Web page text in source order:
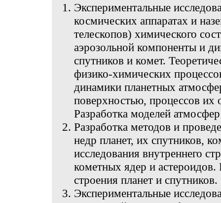
Экспериментальные
космических аппаратах и
телескопов) химического
аэрозольной компоненты и
спутников и комет.
физико-химических
динамики планетных
поверхностью, процессов их
Разработка моделей
Разработка методов и
недр планет, их спутников,
исследования внутреннего
кометных ядер и астероидов.
строения планет и спутников.
Экспериментальные